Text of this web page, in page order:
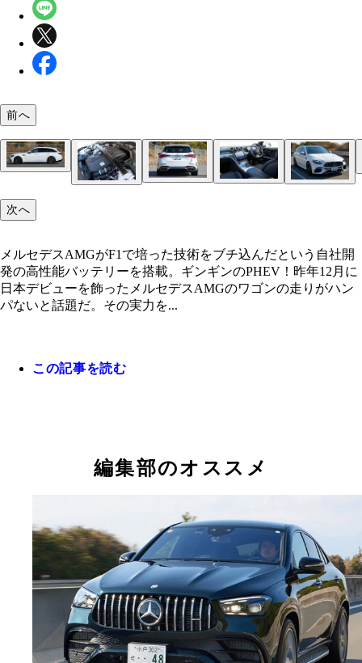
ス。ぶっちぎりのパフォーマンスを誇るが、ワゴ
で荷物もシッカリ積める
重は2200㎏
1充電での航続距離は617㎞（WLTCモード）。災
役立つ給電機能も備える
前へ
次へ
メルセデスAMGがF1で培った技術をブチ込んだという自社開
発の高性能バッテリーを搭載。ギンギンのPHEV！昨年12月に
日本デビューを飾ったメルセデスAMGのワゴンの走りがハン
パないと話題だ。その実力を...
この記事を読む
編集部のオススメ